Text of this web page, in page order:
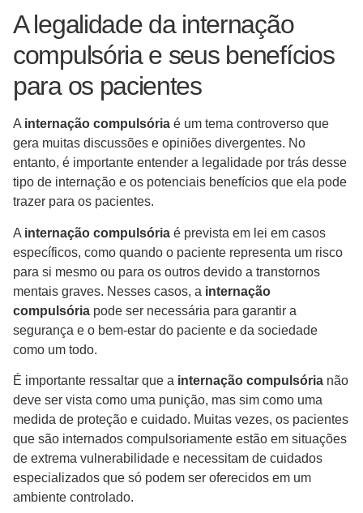
A legalidade da internação
compulsória e seus benefícios
para os pacientes
A internação compulsória é um tema controverso que
gera muitas discussões e opiniões divergentes. No
entanto, é importante entender a legalidade por trás desse
tipo de internação e os potenciais benefícios que ela pode
trazer para os pacientes.
A internação compulsória é prevista em lei em casos
específicos, como quando o paciente representa um risco
para si mesmo ou para os outros devido a transtornos
mentais graves. Nesses casos, a internação
compulsória pode ser necessária para garantir a
segurança e o bem-estar do paciente e da sociedade
como um todo.
É importante ressaltar que a internação compulsória não
deve ser vista como uma punição, mas sim como uma
medida de proteção e cuidado. Muitas vezes, os pacientes
que são internados compulsoriamente estão em situações
de extrema vulnerabilidade e necessitam de cuidados
especializados que só podem ser oferecidos em um
ambiente controlado.